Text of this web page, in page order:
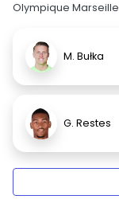
Olympique Marseille
M. Bułka
G. Restes